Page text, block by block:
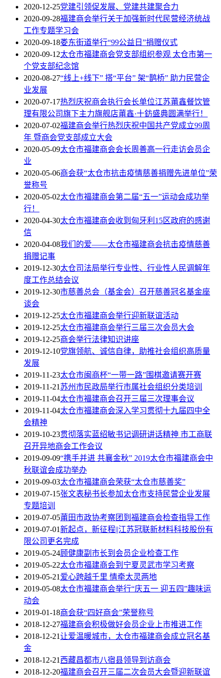
2020-12-25党建引领促发展、党建共建聚合力
2020-09-28福建商会举行关于加强新时代民营经济统战
工作专题学习会
2020-09-18娄东街道举行“99公益日”捐赠仪式
2020-09-12太仓市福建商会党支部组织参观 太仓市第一
个党支部纪念馆
2020-08-27“线上+线下” 搭“平台” 架“鹊桥” 助力民营企
业发展
2020-07-17热烈庆祝商会执行会长单位江苏莆鑫餐饮管
理有限公司旗下主力旗舰店莆鑫·十鈁盛典圆满举行！
2020-07-02福建商会举行热烈庆祝中国共产党成立99周
年 暨商会党支部成立大会
2020-05-09太仓市福建商会会长周善高一行走访会员企
业
2020-05-06商会获“太仓市抗击疫情慈善捐赠先进单位”荣
誉称号
2020-05-02太仓市福建商会第二届“五一”运动会成功举
行！
2020-04-30太仓市福建商会收到匈牙利15区政府的感谢
信
2020-04-08我们的爱——太仓市福建商会抗击疫情慈善
捐赠记事
2019-12-30太仓司法局举行专业性、行业性人民调解年
度工作总结会议
2019-12-30市慈善总会（基金会）召开慈善冠名基金座
谈会
2019-12-25太仓市福建商会举行迎新联谊活动
2019-12-25太仓市福建商会举行三届三次会员大会
2019-12-25商会举行法律知识讲座
2019-12-10党旗领航、诚信自律，助推社会组织高质量
发展
2019-11-23太仓市闽商杯“一带一路”围棋邀请赛开赛
2019-11-21苏州市民政局举行市属社会组织分类培训
2019-11-04太仓市福建商会召开三届三次理事会议
2019-11-04太仓市福建商会深入学习贯彻十九届四中全
会精神
2019-10-23贯彻落实蓝绍敏书记调研讲话精神 市工商联
召开异地商会工作会议
2019-09-09“携手并进 共襄金秋” 2019太仓市福建商会中
秋联谊会成功举办
2019-09-03太仓市福建商会荣获“太仓市慈善奖”
2019-07-15张文表秘书长参加太仓市支持民营企业发展
专题培训
2019-07-05莆田市政协考察团到福建商会检查指导工作
2019-07-01新起点，新征程||江苏冠联新材料科技股份有
限公司更名完成
2019-05-24顾健康副市长到会员企业检查工作
2019-05-22太仓市福建商会到宁夏灵武市学习考察
2019-05-21爱心跨越千里 情牵太灵两地
2019-05-08太仓市福建商会举行“庆五一 迎五四”趣味运
动会
2019-01-18商会获“四好商会”荣誉称号
2018-12-27福建商会积极做好会员企业上市推进工作
2018-12-21让爱温暖城市，太仓市福建商会成立冠名基
金
2018-12-21西藏昌都市八宿县领导到访商会
2018-12-20福建商会召开三届二次会员大会暨迎新联谊